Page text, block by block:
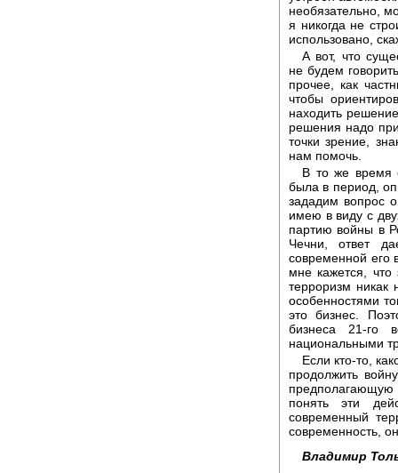
необязательно,
я никогда не
использовано,
А вот, что
не будем
прочее, как
чтобы
находить
решения надо
точки зрение,
нам помочь.
В то же время
была в период,
зададим вопрос
имею в виду с
партию войны в
Чечни, ответ
современной его
мне кажется,
терроризм никак
особенностями
это бизнес.
бизнеса 21-го
национальными
Если кто-то,
продолжить
предполагающую
понять эти
современный
современность,
Владимир